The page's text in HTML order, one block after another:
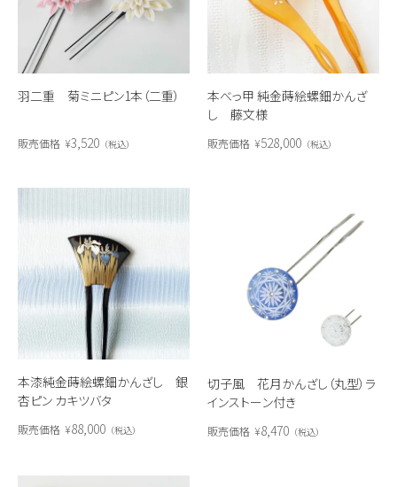
羽二重 菊ミニピン1本（二重）
販売価格 ¥3,520 税込
本べっ甲 純金蒔絵螺鈿かんざ
し 藤文様
販売価格 ¥528,000 税込
本漆純金蒔絵螺鈿かんざし 銀
杏ピン カキツバタ
販売価格 ¥88,000 税込
切子風 花月かんざし（丸型）ラ
インストーン付き
販売価格 ¥8,470 税込